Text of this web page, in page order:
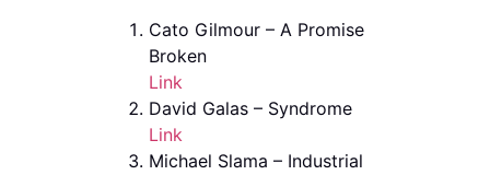
Cato Gilmour – A Promise
Broken
Link
David Galas – Syndrome
Link
Michael Slama – Industrial